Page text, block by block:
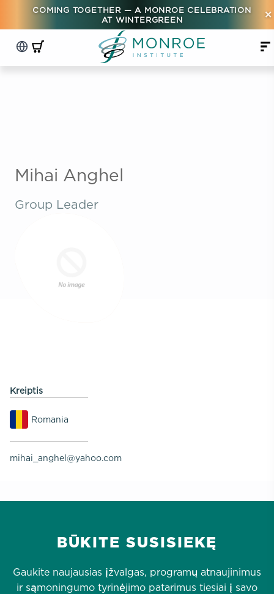
COMING TOGETHER — A MONROE CELEBRATION
AT WINTERGREEN
×
Mihai Anghel
Group Leader
Kreiptis
Romania
mihai_anghel@yahoo.com
BŪKITE SUSISIEKĘ
Gaukite naujausias įžvalgas, programų atnaujinimus
ir sąmoningumo tyrinėjimo patarimus tiesiai į savo